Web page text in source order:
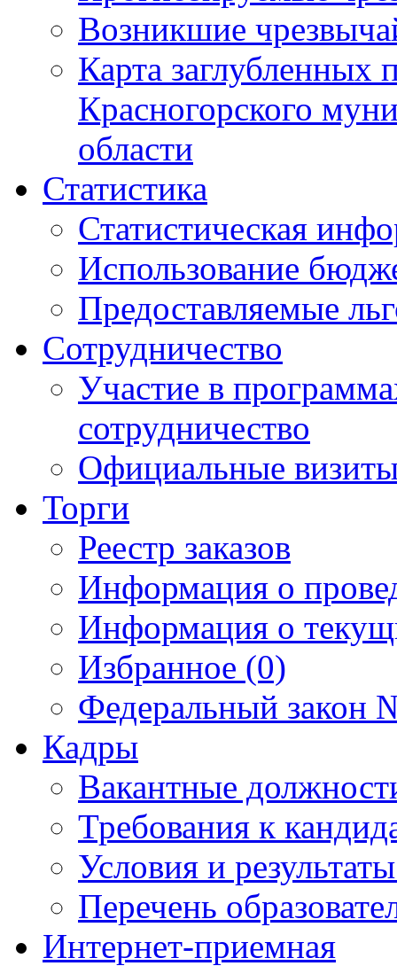
Возникшие
Карта
Красногорского
области
Статистика
Статистическая
Использование
Предоставляемые
Сотрудничество
Участие в
сотрудничество
Официальные
Торги
Реестр заказов
Информация о
Информация о
Избранное (0)
Федеральный закон
Кадры
Вакантные
Требования к
Условия и
Перечень
Интернет-приемная